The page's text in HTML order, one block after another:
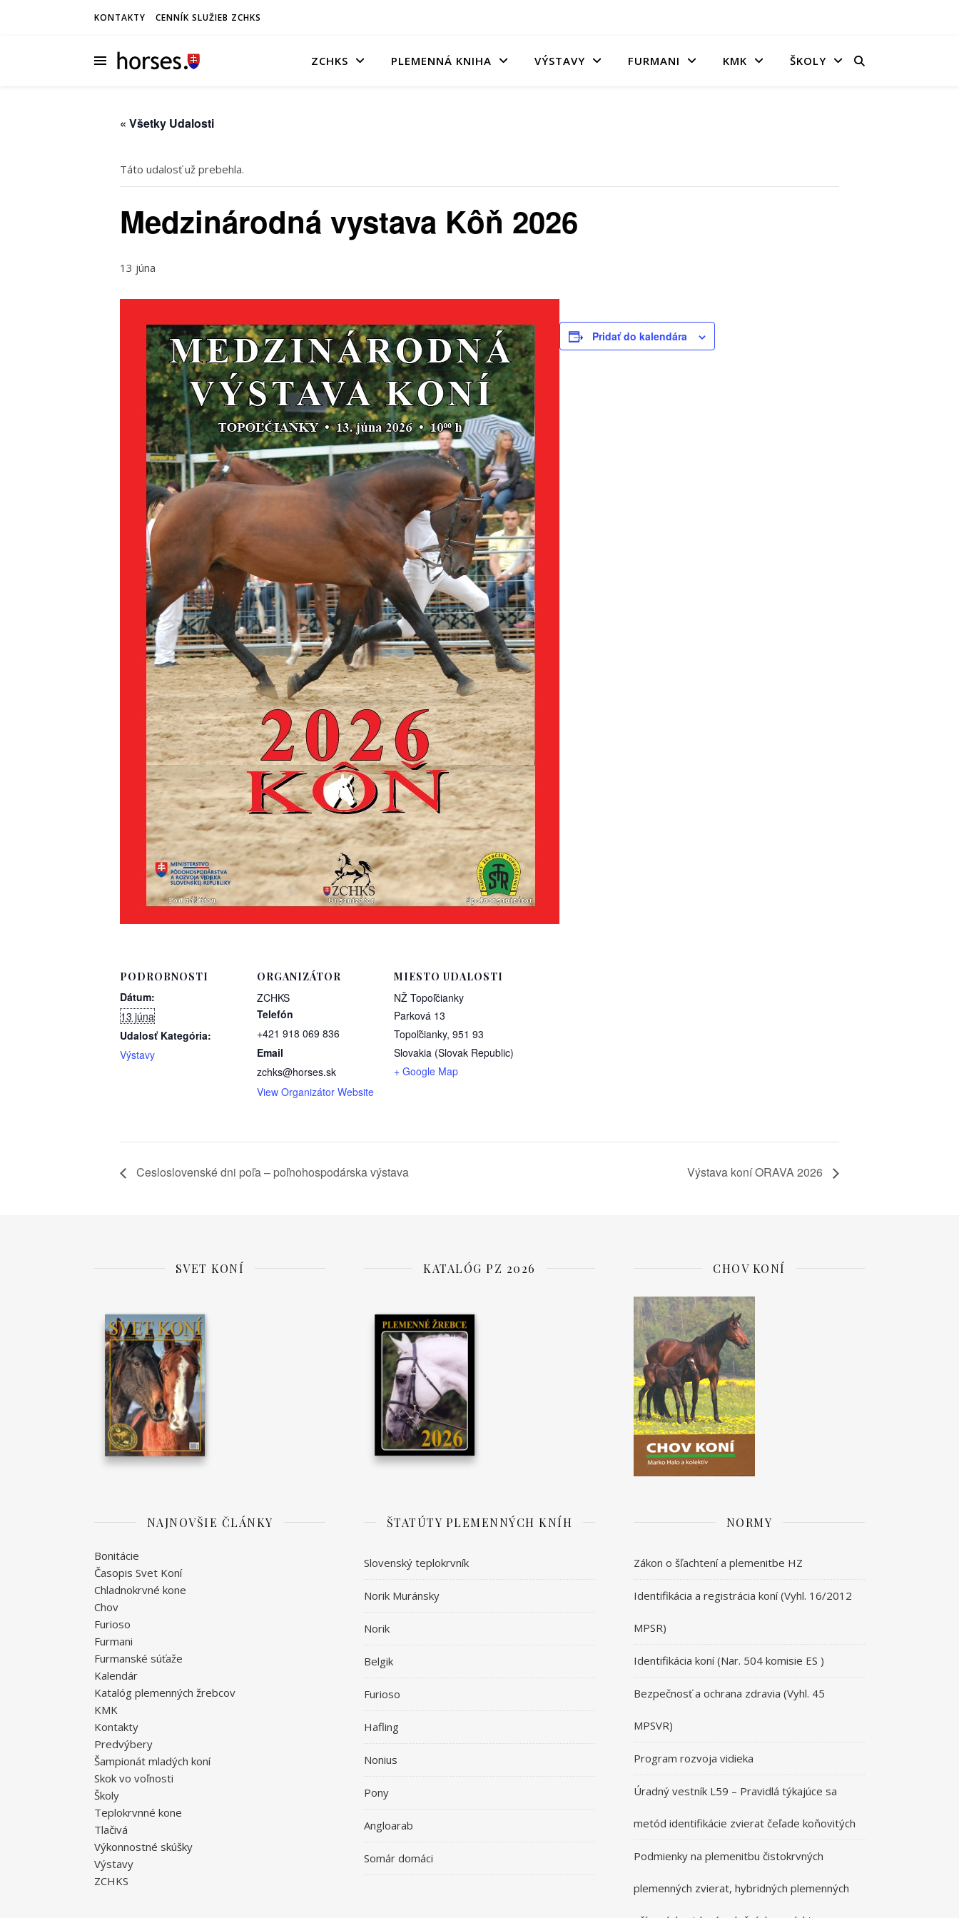
KONTAKTY CENNÍK SLUŽIEB ZCHKS
ZCHKS PLEMENNÁ KNIHA VÝSTAVY FURMANI KMK ŠKOLY
« Všetky Udalosti
Táto udalosť už prebehla.
Medzinárodná vystava Kôň 2026
13 júna
Pridať do kalendára
PODROBNOSTI
Dátum:
13 júna
Udalosť Kategória:
Výstavy
ORGANIZÁTOR
ZCHKS
Telefón
+421 918 069 836
Email
zchks@horses.sk
View Organizátor Website
MIESTO UDALOSTI
NŽ Topoľčianky
Parková 13
Topoľčianky, 951 93
Slovakia (Slovak Republic)
+ Google Map
Cesloslovenské dni poľa – poľnohospodárska výstava Výstava koní ORAVA 2026
SVET KONÍ KATALÓG PZ 2026 CHOV KONÍ
NAJNOVŠIE ČLÁNKY
Bonitácie
Časopis Svet Koní
Chladnokrvné kone
Chov
Furioso
Furmani
Furmanské súťaže
Kalendár
Katalóg plemenných žrebcov
KMK
Kontakty
Predvýbery
Šampionát mladých koní
Skok vo voľnosti
Školy
Teplokrvnné kone
Tlačivá
Výkonnostné skúšky
Výstavy
ZCHKS
ŠTATÚTY PLEMENNÝCH KNÍH
Slovenský teplokrvník
Norik Muránsky
Norik
Belgik
Furioso
Hafling
Nonius
Pony
Angloarab
Somár domáci
NORMY
Zákon o šľachtení a plemenitbe HZ
Identifikácia a registrácia koní (Vyhl. 16/2012
MPSR)
Identifikácia koní (Nar. 504 komisie ES )
Bezpečnosť a ochrana zdravia (Vyhl. 45
MPSVR)
Program rozvoja vidieka
Úradný vestník L59 – Pravidlá týkajúce sa
metód identifikácie zvierat čeľade koňovitých
Podmienky na plemenitbu čistokrvných
plemenných zvierat, hybridných plemenných